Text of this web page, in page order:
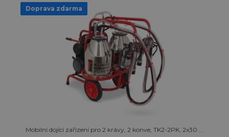
Doprava zdarma
Mobilní dojící zařízení pro 2 krávy, 2 konve, TK2-2PK, 2x30 ...